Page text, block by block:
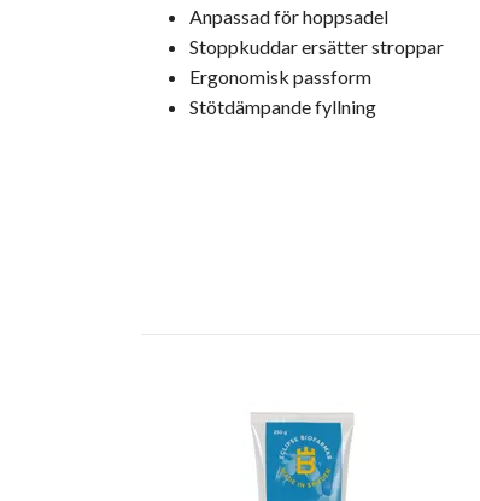
Anpassad för hoppsadel
Stoppkuddar ersätter stroppar
Ergonomisk passform
Stötdämpande fyllning